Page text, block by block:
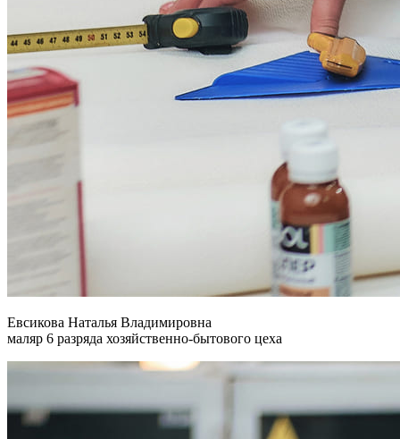
Евсикова Наталья Владимировна
маляр 6 разряда хозяйственно-бытового цеха